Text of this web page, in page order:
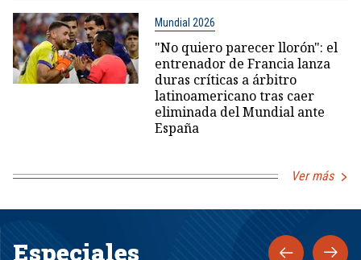
Mundial 2026
"No quiero parecer llorón": el
entrenador de Francia lanza
duras críticas a árbitro
latinoamericano tras caer
eliminada del Mundial ante
España
Ver más
Especiales